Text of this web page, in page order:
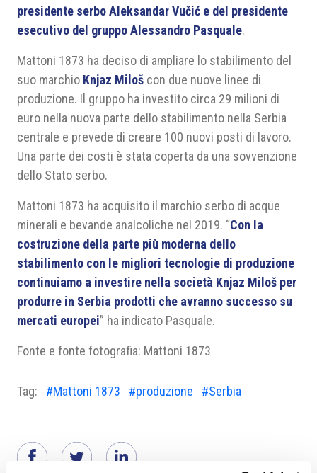
presidente serbo Aleksandar Vučić e del presidente
esecutivo del gruppo Alessandro Pasquale.
Mattoni 1873 ha deciso di ampliare lo stabilimento del
suo marchio Knjaz Miloš con due nuove linee di
produzione. Il gruppo ha investito circa 29 milioni di
euro nella nuova parte dello stabilimento nella Serbia
centrale e prevede di creare 100 nuovi posti di lavoro.
Una parte dei costi è stata coperta da una sovvenzione
dello Stato serbo.
Mattoni 1873 ha acquisito il marchio serbo di acque
minerali e bevande analcoliche nel 2019. “Con la
costruzione della parte più moderna dello
stabilimento con le migliori tecnologie di produzione
continuiamo a investire nella società Knjaz Miloš per
produrre in Serbia prodotti che avranno successo su
mercati europei” ha indicato Pasquale.
Fonte e fonte fotografia: Mattoni 1873
Tag: #Mattoni 1873 #produzione #Serbia